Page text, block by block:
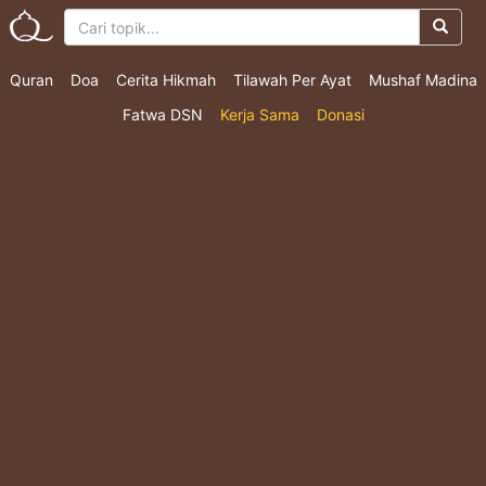
Quran Doa Cerita Hikmah Tilawah Per Ayat
Mushaf Madina
Fatwa DSN
Kerja Sama Donasi